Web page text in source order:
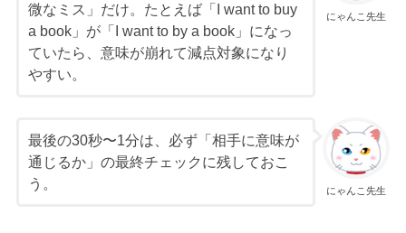
にゃんこ先生
微なミス」だけ。たとえば「I want to buy
a book」が「I want to by a book」になっ
ていたら、意味が崩れて減点対象になり
やすい。
にゃんこ先生
最後の30秒〜1分は、必ず「相手に意味が
通じるか」の最終チェックに残しておこ
う。